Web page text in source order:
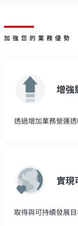
加強您的業務優勢
增強
透過增加業務營運
實現
取得與可持續發展